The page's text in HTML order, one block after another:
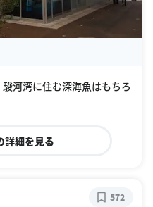
河湾に住む深海魚はもちろ
詳細を見る
572